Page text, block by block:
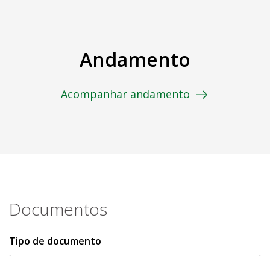
Andamento
Acompanhar andamento
Documentos
Tipo de documento